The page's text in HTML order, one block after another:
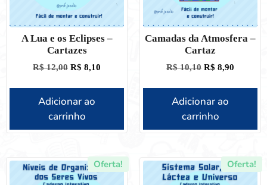
A Lua e os Eclipses –
Cartazes
R$12,00 R$ 8,10
Adicionar ao
carrinho
Camadas da Atmosfera –
Cartaz
R$10,10 R$ 8,90
Adicionar ao
carrinho
Oferta! Oferta!